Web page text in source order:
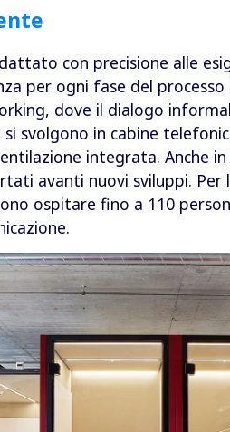
con precisione alle
per ogni fase del
dove il dialogo
svolgono in cabine
integrata. Anche
avanti nuovi sviluppi.
ospitare fino a 110